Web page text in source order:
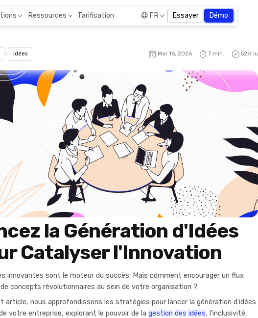
Ressources Tarification FR Essayer Démo
> Idées Mar 16, 2026 7 min. 52% lu
la Génération d'Idées
Catalyser l'Innovation
innovantes sont le moteur du succès. Mais comment encourager un flux
concepts révolutionnaires au sein de votre organisation ?
article, nous approfondissons les stratégies pour lancer la génération d'idées
votre entreprise, explorant le pouvoir de la gestion des idées, l'inclusivité,